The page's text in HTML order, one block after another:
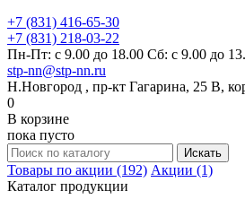
+7 (831) 416-65-30
+7 (831) 218-03-22
Пн-Пт: с 9.00 до 18.00 Сб: с 9.00 до
stp-nn@stp-nn.ru
Н.Новгород , пр-кт Гагарина, 25 В,
0
В корзине
пока пусто
Товары по акции (192) Акции (1)
Каталог продукции